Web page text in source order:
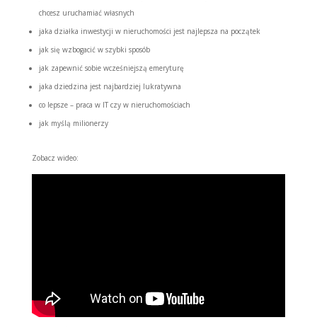
chcesz uruchamiać własnych
jaka działka inwestycji w nieruchomości jest najlepsza na początek
jak się wzbogacić w szybki sposób
jak zapewnić sobie wcześniejszą emeryturę
jaka dziedzina jest najbardziej lukratywna
co lepsze – praca w IT czy w nieruchomościach
jak myślą milionerzy
Zobacz wideo: